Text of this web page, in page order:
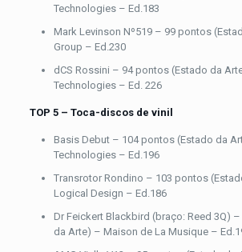
Technologies – Ed.183
Mark Levinson Nº519 – 99 pontos
Group – Ed.230
dCS Rossini – 94 pontos (Estado da
Technologies – Ed. 226
TOP 5 – Toca-discos de vinil
Basis Debut – 104 pontos (Estado da
Technologies – Ed.196
Transrotor Rondino – 103 pontos
Logical Design – Ed.186
Dr Feickert Blackbird (braço: Reed 3Q)
da Arte) – Maison de La Musique –